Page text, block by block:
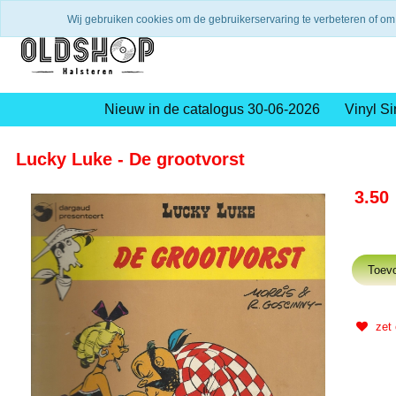
Verzending binnen 2 a 3 werkdagen Gratis
Nieuw in de catalogus 30-06-2026 Vinyl
Lucky Luke - De grootvorst
3.50
zet
Wij gebruiken cookies om de gebruikerservaring te verbeteren of